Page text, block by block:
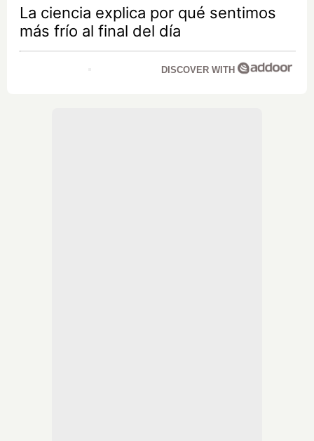
La ciencia explica por qué sentimos
más frío al final del día
DISCOVER WITH